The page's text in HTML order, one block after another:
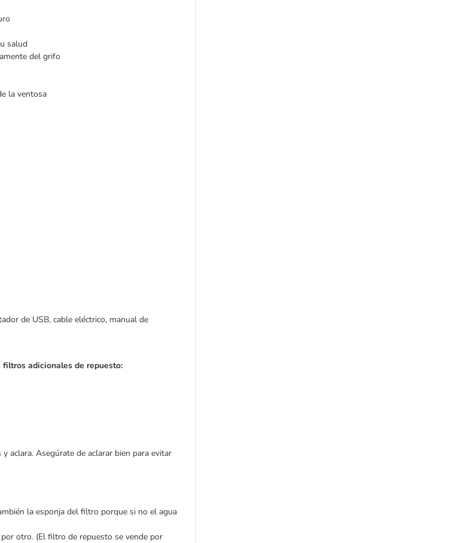
salud
del grifo
la ventosa
de USB, cable eléctrico, manual de
adicionales de repuesto:
aclara. Asegúrate de aclarar bien para evitar
la esponja del filtro porque si no el agua
otro. (El filtro de repuesto se vende por